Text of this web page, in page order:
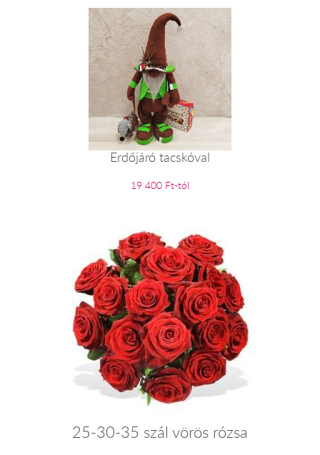
Erdőjáró tacskóval
19 400 Ft-tól
25-30-35 szál vörös rózsa